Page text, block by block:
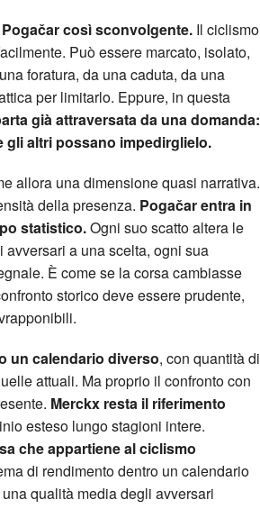
così sconvolgente. Il ciclismo
Può essere marcato, isolato,
foratura, da una caduta, da una
per limitarlo. Eppure, in questa
già attraversata da una domanda:
gli altri possano impedirglielo.
allora una dimensione quasi narrativa.
della presenza. Pogačar entra in
statistico.Ogni suo scatto altera le
a una scelta, ogni sua
È come se la corsa cambiasse
storico deve essere prudente,
un calendario diverso, con quantità di
attuali. Ma proprio il confronto con
Merckx resta il riferimento
esteso lungo stagioni intere.
che appartiene al ciclismo
di rendimento dentro un calendario
qualità media degli avversari